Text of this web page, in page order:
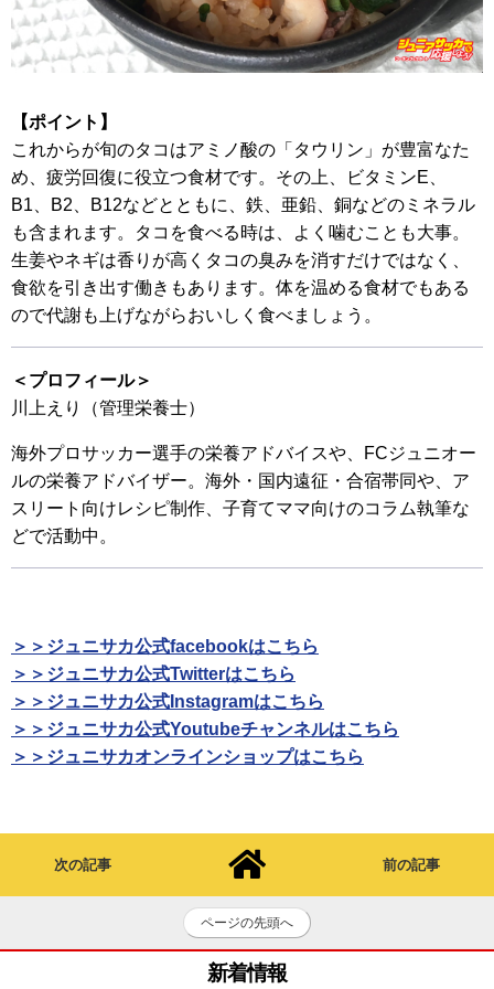
【ポイント】
これからが旬のタコはアミノ酸の「タウリン」が豊富なた
め、疲労回復に役立つ食材です。その上、ビタミンE、
B1、B2、B12などとともに、鉄、亜鉛、銅などのミネラル
も含まれます。タコを食べる時は、よく噛むことも大事。
生姜やネギは香りが高くタコの臭みを消すだけではなく、
食欲を引き出す働きもあります。体を温める食材でもある
ので代謝も上げながらおいしく食べましょう。
＜プロフィール＞
川上えり（管理栄養士）
海外プロサッカー選手の栄養アドバイスや、FCジュニオー
ルの栄養アドバイザー。海外・国内遠征・合宿帯同や、ア
スリート向けレシピ制作、子育てママ向けのコラム執筆な
どで活動中。
＞＞ジュニサカ公式facebookはこちら
＞＞ジュニサカ公式Twitterはこちら
＞＞ジュニサカ公式Instagramはこちら
＞＞ジュニサカ公式Youtubeチャンネルはこちら
＞＞ジュニサカオンラインショップはこちら
次の記事 前の記事
ページの先頭へ
新着情報